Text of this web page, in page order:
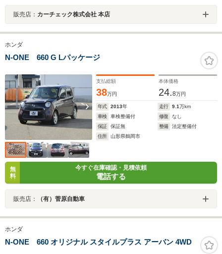
販売店： カーチェック株式会社 本店
ホンダ
N-ONE 660 G Lパッケージ
支払総額
38万円
本体価格
24.8万円
年式 2013年 走行 9.1万km
車検
車検整備付 修復
なし
保証
保証無 整備
法定整備付
住所
山形県鶴岡市
無
料
今すぐ在庫確認・見積依頼
電話する
販売店： （有）菅原自動車
ホンダ
N-ONE 660 オリジナル スタイルプラス アーバン 4WD